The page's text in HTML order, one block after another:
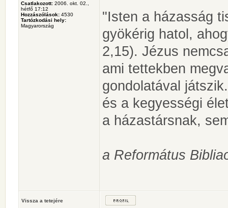
Csatlakozott: 2006. okt. 02.,
hétfő 17:12
Hozzászólások: 4530
Tartózkodási hely:
Magyarország
"Isten a házasság
gyökérig hatol,
2,15). Jézus
ami tettekben
gondolatával
és a kegyességi
a házastársnak,
a Református
Vissza a tetejére